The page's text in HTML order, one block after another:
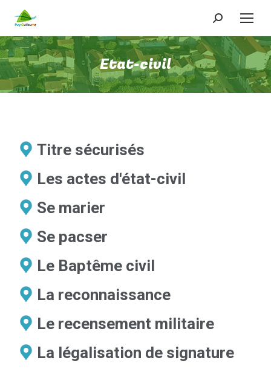
Etat-civil
Titre sécurisés
Les actes d'état-civil
Se marier
Se pacser
Le Baptême civil
La reconnaissance
Le recensement militaire
La légalisation de signature